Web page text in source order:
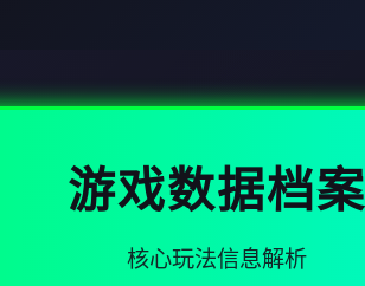
游戏数据档案
核心玩法信息解析